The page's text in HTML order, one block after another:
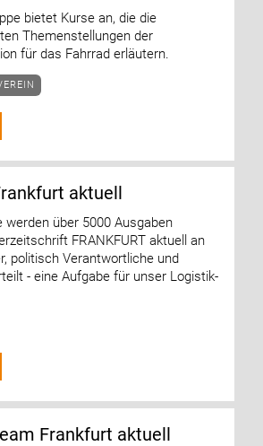
bietet Kurse an, die die
Themenstellungen der
für das Fahrrad erläutern.
aktuell
werden über 5000 Ausgaben
FRANKFURT aktuell an
politisch Verantwortliche und
- eine Aufgabe für unser Logistik-
Frankfurt aktuell